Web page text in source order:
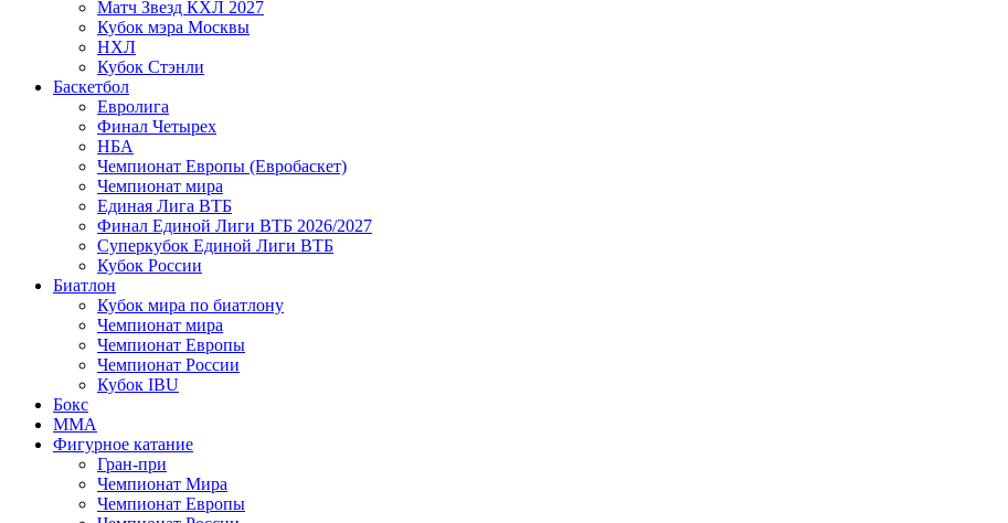
Матч Звезд КХЛ 2027
Кубок мэра Москвы
НХЛ
Кубок Стэнли
Баскетбол
Евролига
Финал Четырех
НБА
Чемпионат Европы (Евробаскет)
Чемпионат мира
Единая Лига ВТБ
Финал Единой Лиги ВТБ 2026/2027
Суперкубок Единой Лиги ВТБ
Кубок России
Биатлон
Кубок мира по биатлону
Чемпионат мира
Чемпионат Европы
Чемпионат России
Кубок IBU
Бокс
MMA
Фигурное катание
Гран-при
Чемпионат Мира
Чемпионат Европы